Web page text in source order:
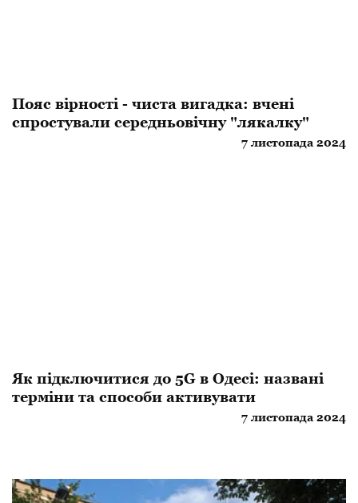
Пояс вірності - чиста вигадка: вчені
спростували середньовічну "лякалку"
7 листопада 2024
Як підключитися до 5G в Одесі: названі
терміни та способи активувати
7 листопада 2024